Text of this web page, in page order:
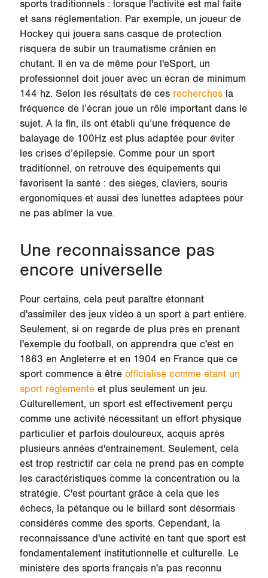
sports traditionnels : lorsque l'activité est mal faite
et sans réglementation. Par exemple, un joueur de
Hockey qui jouera sans casque de protection
risquera de subir un traumatisme crânien en
chutant. Il en va de même pour l'eSport, un
professionnel doit jouer avec un écran de minimum
144 hz. Selon les résultats de ces recherchesla
fréquence de l’écran joue un rôle important dans le
sujet. A la fin, ils ont établi qu’une fréquence de
balayage de 100Hz est plus adaptée pour éviter
les crises d’épilepsie. Comme pour un sport
traditionnel, on retrouve des équipements qui
favorisent la santé: des sièges, claviers, souris
ergonomiqueset aussi des lunettes adaptées pour
ne pas abîmer la vue.
Une reconnaissance pas
encore universelle
Pour certains, cela peut paraître étonnant
d'assimiler des jeux vidéo à un sport à part entière.
Seulement, si on regarde de plus près en prenant
l'exemple du football, on apprendra que c'est en
1863 en Angleterre et en 1904 en France que ce
sport commence à être officialisé comme étant un
sport réglementéet plus seulement un jeu.
Culturellement, un sport est effectivement perçu
comme une activité nécessitant un effort physique
particulier et parfois douloureux, acquis après
plusieurs années d'entrainement. Seulement, cela
est trop restrictif car cela ne prend pas en compte
les caractéristiques comme la concentration ou la
stratégie. C'est pourtant grâce à cela que les
échecs, la pétanque ou le billard sont désormais
considérés comme des sports. Cependant, la
reconnaissance d'une activité en tant que sportest
fondamentalement institutionnelle et culturelle. Le
ministère des sports français n'a pas reconnu